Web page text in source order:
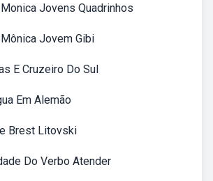
Jovens Quadrinhos
Jovem Gibi
E Cruzeiro Do Sul
Em Alemão
Brest Litovski
Do Verbo Atender